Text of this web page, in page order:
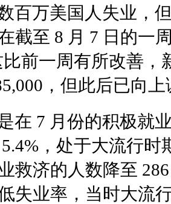
百万美国人失业，
截至 8 月 7 日的一
比前一周有所改善，
，但此后已向
在 7 月份的积极就
，处于大流行
救济的人数降至
失业率，当时大流
1000亿美元 阿波罗医院股票：
ofodds脸上说